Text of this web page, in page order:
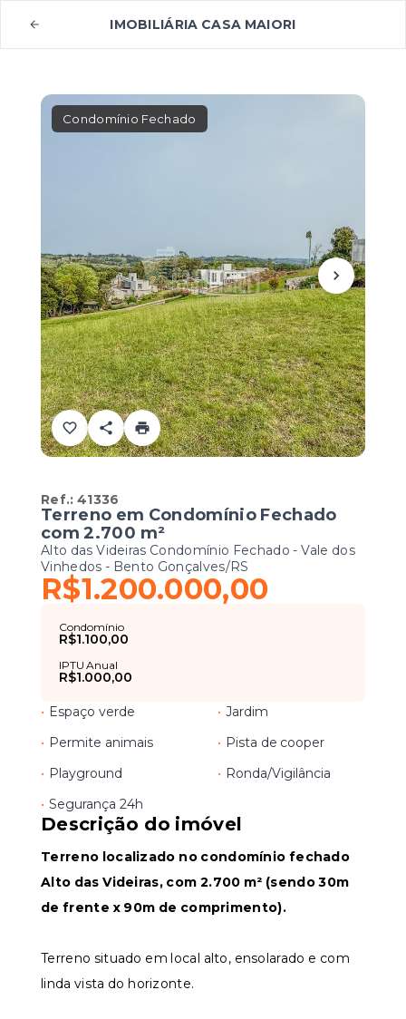
IMOBILIÁRIA CASA MAIORI
Condomínio Fechado
Ref.:41336
Terreno em Condomínio Fechado
com 2.700 m²
Alto das Videiras Condomínio Fechado -Vale dos
Vinhedos - Bento Gonçalves/RS
R$1.200.000,00
Condomínio
R$1.100,00
IPTU Anual
R$1.000,00
• Espaço verde • Jardim
• Permite animais • Pista de cooper
• Playground • Ronda/Vigilância
• Segurança 24h
Descrição do imóvel
Terreno localizado no condomínio fechado
Alto das Videiras, com 2.700 m² (sendo 30m
de frente x 90m de comprimento).
Terreno situado em local alto, ensolarado e com
linda vista do horizonte.